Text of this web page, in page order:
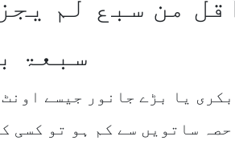
من سبع لم
سبعۃ
یا بڑے جانور جیسے
ساتویں سے کم ہو تو کسی